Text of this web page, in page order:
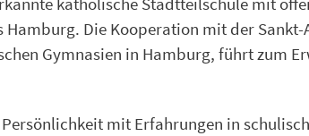
Hamburg. Die Kooperation mit der
Gymnasien in Hamburg, führt zum
mit Erfahrungen in